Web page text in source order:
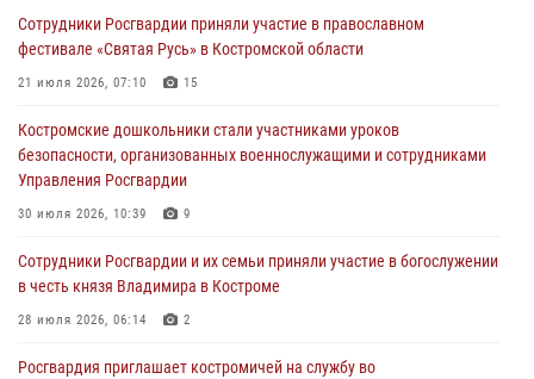
Состоялась рабочая встреча директора Росгвардии Героя России
генерала армии Виктора Золотова с заместителем полномочного
Кавказском федеральном округе Виталием Кузнецовым
31 июля 2026, 07:08 4
Росгвардейцы знакомят костромичей со службой в ведомстве
Сотрудники Росгвардии приняли участие в православном
фестивале «Святая Русь» в Костромской области
21 июля 2026, 07:10 15
Костромские дошкольники стали участниками уроков
безопасности, организованных военнослужащими и сотрудниками
Управления Росгвардии
30 июля 2026, 10:39 9
Cотрудники Росгвардии и их семьи приняли участие в богослужении
в честь князя Владимира в Костроме
28 июля 2026, 06:14 2
Росгвардия приглашает костромичей на службу во